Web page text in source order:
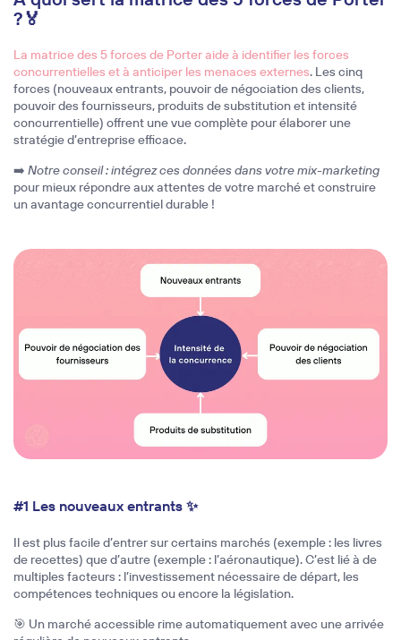
?🏅
La matrice des 5 forces de Porter aide à identifier les forces
concurrentielles et à anticiper les menaces externes. Les cinq
forces (nouveaux entrants, pouvoir de négociation des clients,
pouvoir des fournisseurs, produits de substitution et intensité
concurrentielle) offrent une vue complète pour élaborer une
stratégie d’entreprise efficace.
➡️ Notre conseil : intégrez ces données dans votre mix-marketing
pour mieux répondre aux attentes de votre marché et construire
un avantage concurrentiel durable !
Single image
#1 Les nouveaux entrants ✨
Il est plus facile d’entrer sur certains marchés (exemple : les livres
de recettes) que d’autre (exemple : l’aéronautique). C’est lié à de
multiples facteurs : l’investissement nécessaire de départ, les
compétences techniques ou encore la législation.
🎯 Un marché accessible rime automatiquement avec une arrivée